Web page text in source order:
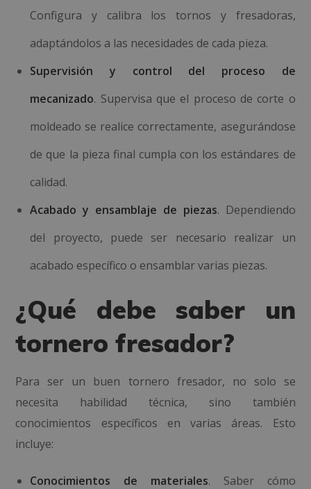
Configura y calibra los tornos y fresadoras,
adaptándolos a las necesidades de cada pieza.
Supervisión y control del proceso de
mecanizado. Supervisa que el proceso de corte o
moldeado se realice correctamente, asegurándose
de que la pieza final cumpla con los estándares de
calidad.
Acabado y ensamblaje de piezas. Dependiendo
del proyecto, puede ser necesario realizar un
acabado específico o ensamblar varias piezas.
¿Qué debe saber un
tornero fresador?
Para ser un buen tornero fresador, no solo se
necesita habilidad técnica, sino también
conocimientos específicos en varias áreas. Esto
incluye:
Conocimientos de materiales. Saber cómo